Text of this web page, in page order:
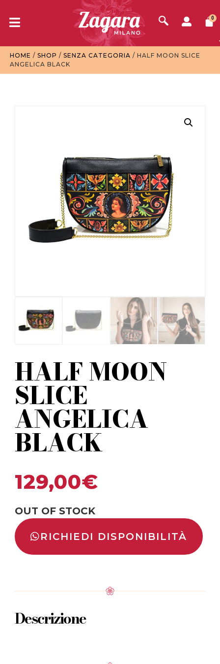
0
HOME / SHOP / SENZA CATEGORIA / HALF MOON SLICE
ANGELICA BLACK
HALF MOON
SLICE
ANGELICA
BLACK
129,00€
OUT OF STOCK
RICHIEDI DISPONIBILITÀ
Descrizione